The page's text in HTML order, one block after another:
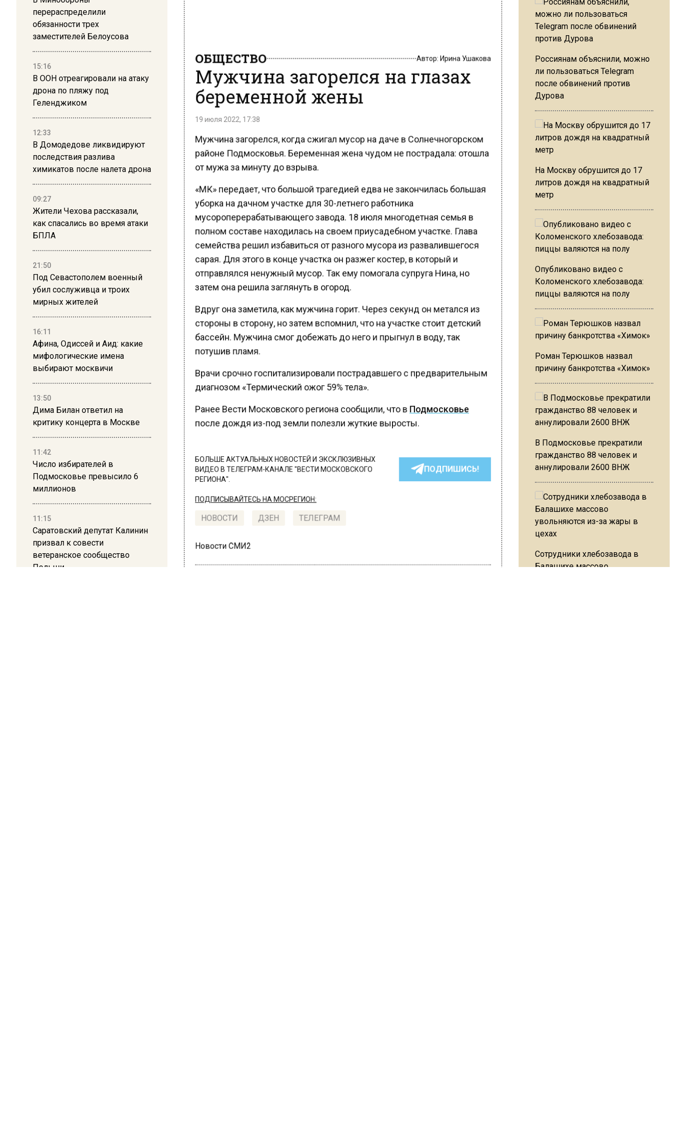
перераспределили
обязанности трех
заместителей Белоусова
15:16
В ООН отреагировали на атаку
дрона по пляжу под
Геленджиком
12:33
В Домодедове ликвидируют
последствия разлива
химикатов после налета дрона
09:27
Жители Чехова рассказали,
как спасались во время атаки
БПЛА
21:50
Под Севастополем военный
убил сослуживца и троих
мирных жителей
16:11
Афина, Одиссей и Аид: какие
мифологические имена
выбирают москвичи
13:50
Дима Билан ответил на
критику концерта в Москве
11:42
Число избирателей в
Подмосковье превысило 6
миллионов
11:15
Саратовский депутат Калинин
призвал к совести
ветеранское сообщество
Польши
ОБЩЕСТВО
Мужчина загорелся на глазах
беременной жены
Мужчина загорелся, когда сжигал мусор на даче в Солнечногорском
районе Подмосковья. Беременная жена чудом не пострадала: отошла
от мужа за минуту до взрыва.
«МК» передает, что большой трагедией едва не закончилась большая
уборка на дачном участке для 30-летнего работника
мусороперерабатывающего завода. 18 июля многодетная семья в
полном составе находилась на своем приусадебном участке. Глава
семейства решил избавиться от разного мусора из развалившегося
сарая. Для этого в конце участка он разжег костер, в который и
отправлялся ненужный мусор. Так ему помогала супруга Нина, но
затем она решила заглянуть в огород.
Вдруг она заметила, как мужчина горит. Через секунд он метался из
стороны в сторону, но затем вспомнил, что на участке стоит детский
бассейн. Мужчина смог добежать до него и прыгнул в воду, так
потушив пламя.
Врачи срочно госпитализировали пострадавшего с предварительным
диагнозом «Термический ожог 59% тела».
Ранее Вести Московского региона сообщили, что вПодмосковье
после дождя из-под земли полезли жуткие выросты.
БОЛЬШЕ АКТУАЛЬНЫХ НОВОСТЕЙ И ЭКСКЛЮЗИВНЫХ
ВИДЕО В ТЕЛЕГРАМ-КАНАЛЕ "ВЕСТИ МОСКОВСКОГО
РЕГИОНА".
ПОДПИШИСЬ!
ПОДПИСЫВАЙТЕСЬ НА МОСРЕГИОН:
НОВОСТИ ДЗЕН ТЕЛЕГРАМ
Новости СМИ2
Россиянам объяснили, можно
ли пользоваться Telegram
после обвинений против
Дурова
На Москву обрушится до 17
литров дождя на квадратный
метр
Опубликовано видео с
Коломенского хлебозавода:
пиццы валяются на полу
Роман Терюшков назвал
причину банкротства «Химок»
В Подмосковье прекратили
гражданство 88 человек и
аннулировали 2600 ВНЖ
Сотрудники хлебозавода в
Балашихе массово